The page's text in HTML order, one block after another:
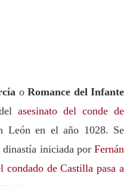
o Romance del Infante
asesinato del conde de
León en el año 1028. Se
iniciada por Fernán
condado de Castilla pasa a